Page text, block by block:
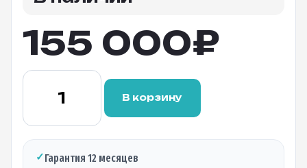
155 000₽
Количество
Автоматический
сварочный
аппарат
Eloik
В корзину
✓Гарантия 12 месяцев